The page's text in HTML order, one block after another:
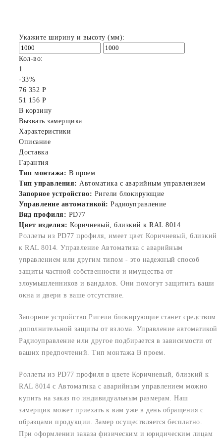
Укажите ширину и высоту (мм):
Кол-во:
1
-33%
76 352 Р
51 156 Р
В корзину
Вызвать замерщика
Характеристики
Описание
Доставка
Гарантия
Тип монтажа: В проем
Тип управления: Автоматика с аварийным управлением
Запорное устройство: Ригели блокирующие
Управление автоматикой: Радиоуправление
Вид профиля: PD77
Цвет изделия: Коричневый, близкий к RAL 8014
Роллеты из PD77 профиля, имеет цвет Коричневый, близкий
к RAL 8014. Управление Автоматика с аварийным
управлением или другим типом - это надежный способ
защиты частной собственности и имущества от
злоумышленников и вандалов. Они помогут защитить ваши
окна и двери в ваше отсутствие.
Запорное устройство Ригели блокирующие станет средством
дополнительной защиты от взлома. Управление автоматикой
Радиоуправление или другое подбирается в зависимости от
ваших предпочтений. Тип монтажа В проем.
Роллеты из PD77 профиля в цвете Коричневый, близкий к
RAL 8014 с Автоматика с аварийным управлением можно
купить на заказ по индивидуальным размерам. Наш
замерщик может приехать к вам уже в день обращения с
образцами продукции. Замер осуществляется бесплатно.
При оформлении заказа физическим и юридическим лицам